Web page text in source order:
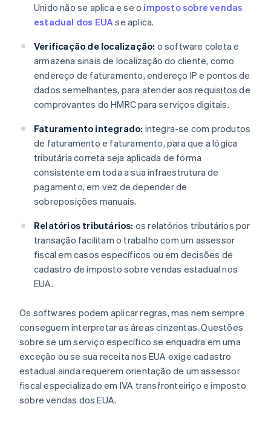
Unido não se aplica e se o imposto sobre vendas
estadual dos EUAse aplica.
Verificação de localização: o software coleta e
armazena sinais de localização do cliente, como
endereço de faturamento, endereço IP e pontos de
dados semelhantes, para atender aos requisitos de
comprovantes do HMRC para serviços digitais.
Faturamento integrado: integra-se com produtos
de faturamento e faturamento, para que a lógica
tributária correta seja aplicada de forma
consistente em toda a sua infraestrutura de
pagamento, em vez de depender de
sobreposições manuais.
Relatórios tributários: os relatórios tributários por
transação facilitam o trabalho com um assessor
fiscal em casos específicos ou em decisões de
cadastro de imposto sobre vendas estadual nos
EUA.
Os softwares podem aplicar regras, mas nem sempre
conseguem interpretar as áreas cinzentas. Questões
sobre se um serviço específico se enquadra em uma
exceção ou se sua receita nos EUA exige cadastro
estadual ainda requerem orientação de um assessor
fiscal especializado em IVA transfronteiriço e imposto
sobre vendas dos EUA.